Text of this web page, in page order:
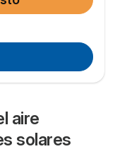
aire
solares